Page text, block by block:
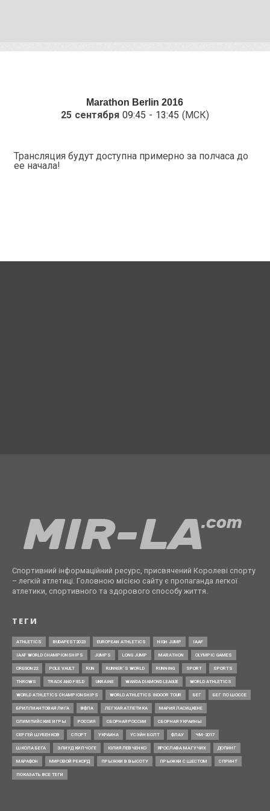
Marathon Berlin 2016
25 сентября 09:45 - 13:45 (МСК)
Трансляция будут доступна примерно за полчаса до
ее начала!
Спортивний інформаційний ресурс, присвячений Королеві спорту
– легкій атлетиці. Головною місією сайту є пропаганда легкої
атлетики, спортивного та здорового способу життя.
ТЕГИ
ATHLETICS BUDAPEST2023 EUROPEAN ATHLETICS HIGH JUMP IAAF
IAAF WORLD CHAMPIONSHIPS JUMPS LONG JUMP MARATHON OLYMPIC GAMES
OREGON22 POLE VAULT RUN RUNNER’S WORLD RUNNING SPORT SPORTS
THROWS TRACK AND FIELD UKRAINE WANDA DIAMOND LEAGUE WORLD ATHLETICS
WORLD ATHLETICS CHAMPIONSHIPS WORLD ATHLETICS INDOOR TOUR БЕГ БЕГ ПО ШОССЕ
БРИЛЛИАНТОВАЯ ЛИГА ВФЛА ЛЕГКАЯ АТЛЕТИКА МАРИЯ ЛАСИЦКЕНЕ
ОЛИМПИЙСКИЕ ИГРЫ РОССИЯ СБОРНАЯ РОССИИ СБОРНАЯ УКРАИНЫ
СЕРГЕЙ ШУБЕНКОВ СПОРТ УКРАИНА УСЭЙН БОЛТ ФЛАУ ЧМ-2017
ШКОЛА БЕГА ЭЛИУД КИПЧОГЕ ЮЛИЯ ЛЕВЧЕНКО ЯРОСЛАВА МАГУЧИХ ДОПИНГ
МАРАФОН МИРОВОЙ РЕКОРД ПРЫЖКИ В ВЫСОТУ ПРЫЖКИ С ШЕСТОМ СПРИНТ
ПОКАЗАТЬ ВСЕ ТЕГИ